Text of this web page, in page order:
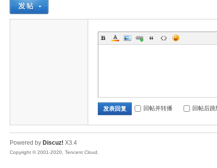
发表回复 回帖并转播 回帖后
Powered by Discuz! X3.4
Copyright © 2001-2020, Tencent Cloud.